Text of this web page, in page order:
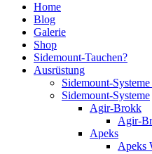
Home
Blog
Galerie
Shop
Sidemount-Tauchen?
Ausrüstung
Sidemount-
Sidemount-Systeme
Agir-Brokk
Agir-
Apeks
Apeks